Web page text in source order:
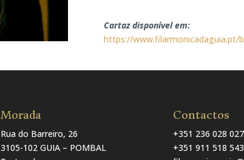
Cartaz disponível em:
https://www.filarmonicadaguia.pt/
Morada
Rua do Barreiro, 26
3105-102 GUIA – POMBAL
Contactos
+351 236 028 027
+351 911 518 543